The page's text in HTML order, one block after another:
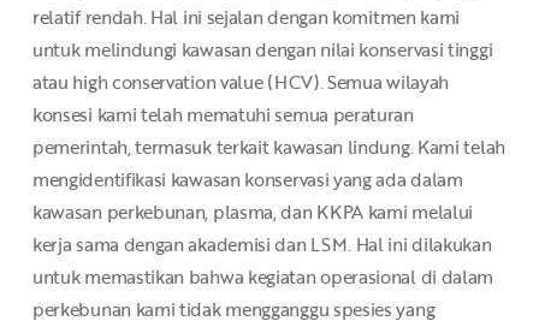
relatif rendah. Hal ini sejalan dengan komitmen kami
untuk melindungi kawasan dengan nilai konservasi tinggi
atau high conservation value (HCV). Semua wilayah
konsesi kami telah mematuhi semua peraturan
pemerintah, termasuk terkait kawasan lindung. Kami telah
mengidentifikasi kawasan konservasi yang ada dalam
kawasan perkebunan, plasma, dan KKPA kami melalui
kerja sama dengan akademisi dan LSM. Hal ini dilakukan
untuk memastikan bahwa kegiatan operasional di dalam
perkebunan kami tidak mengganggu spesies yang